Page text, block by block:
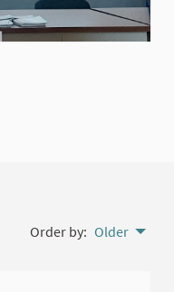
Order by: Older